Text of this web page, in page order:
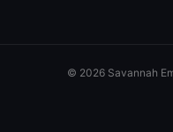
© 2026 Savannah